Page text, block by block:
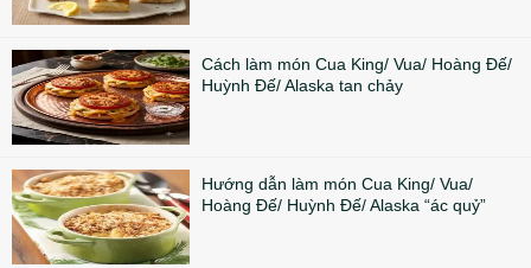
Cách làm món Cua King/ Vua/ Hoàng Đế/
Huỳnh Đế/ Alaska tan chảy
Hướng dẫn làm món Cua King/ Vua/
Hoàng Đế/ Huỳnh Đế/ Alaska “ác quỷ”